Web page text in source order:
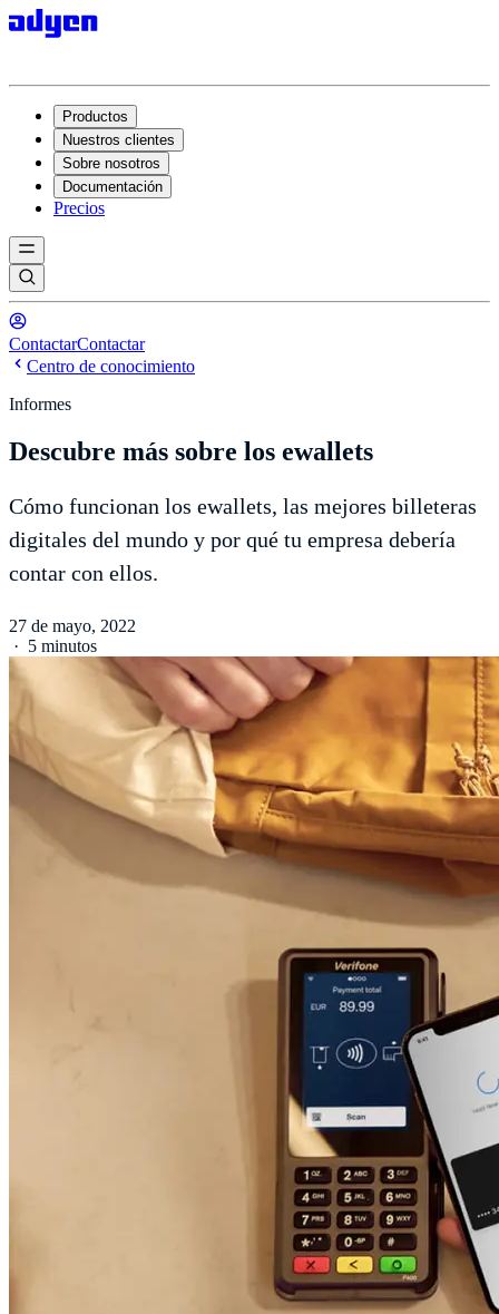
Productos
Nuestros clientes
Sobre nosotros
Documentación
Precios
ContactarContactar
Centro de conocimiento
Informes
Descubre más sobre los ewallets
Cómo funcionan los ewallets, las mejores billeteras
digitales del mundo y por qué tu empresa debería
contar con ellos.
27 de mayo, 2022
· 5 minutos